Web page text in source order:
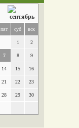
пят суб вск
1 2
7 8 9
14 15 16
21 22 23
28 29 30